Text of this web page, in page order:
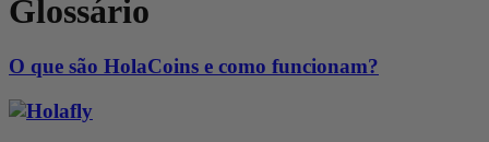
Glossário
O que são HolaCoins e como funcionam?